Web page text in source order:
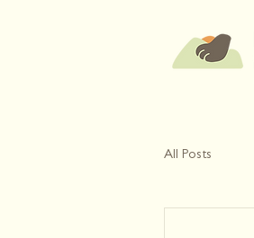
All Posts